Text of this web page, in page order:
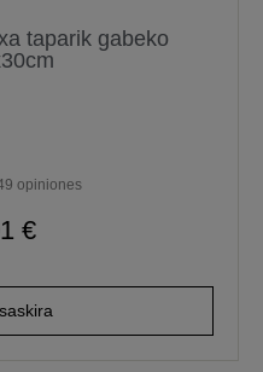
taparik gabeko
opiniones
€